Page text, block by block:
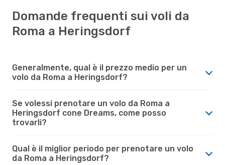
Domande frequenti sui voli da
Roma a Heringsdorf
Generalmente, qual è il prezzo medio per un
volo da Roma a Heringsdorf?
Se volessi prenotare un volo da Roma a
Heringsdorf cone Dreams, come posso
trovarli?
Qual è il miglior periodo per prenotare un volo
da Roma a Heringsdorf?